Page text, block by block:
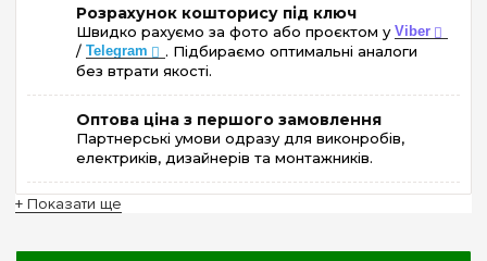
Розрахунок кошторису під ключ
Швидко рахуємо за фото або проєктом у Viber
/ Telegram
. Підбираємо оптимальні аналоги
без втрати якості.
Оптова ціна з першого замовлення
Партнерські умови одразу для виконробів,
електриків, дизайнерів та монтажників.
+ Показати ще